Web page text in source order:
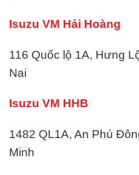
Isuzu VM Hải Hoàng
116 Quốc lộ 1A, Hưng
Nai
Isuzu VM HHB
1482 QL1A, An Phú
Minh